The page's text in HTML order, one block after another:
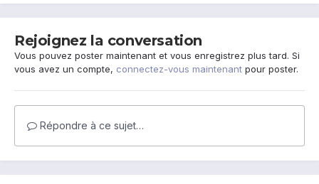
Rejoignez la conversation
Vous pouvez poster maintenant et vous enregistrez plus tard. Si
vous avez un compte, connectez-vous maintenant pour poster.
Répondre à ce sujet…